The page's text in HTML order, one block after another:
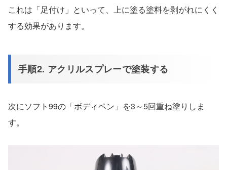
これは「足付け」といって、上に塗る塗料を剥がれにくく
する効果があります。
手順2. アクリルスプレーで塗装する
次にソフト99の「ボディペン」を3～5回重ね塗りしま
す。